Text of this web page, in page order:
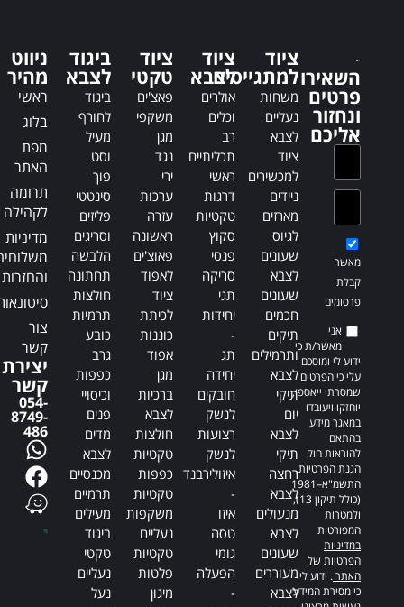
t
i
v
e
t
השאירו
פרטים
ונחזור
אליכם
מאשר
קבלת
פרסומים
אני
מאשר/ת כי
ידוע לי ומוסכם
עלי כי הפרטים
שמסרתי ייאספו,
יוחזקו ויעובדו
במאגר מידע
בהתאם
להוראות חוק
הגנת הפרטיות,
התשמ"א–1981
(כולל תיקון 13),
ולמטרות
המפורטות
במדיניות
הפרטיות של
האתר. ידוע לי
כי מסירת המידע
ציוד
למתגייסים
משחות
נעליים
לצבא
ציוד
למכשירים
ניידים
מארזים
לגיוס
שעונים
לצבא
שעונים
חכמים
תיקים
ותרמילים
לצבא
תיקי
יום
לצבא
תיקי
רחצה
לצבא
מנעולים
לצבא
שעונים
מעוררים
לצבא
ציוד
לצבא
אולרים
וכלים
רב
תכליתיים
ראשי
דרגות
טקטיות
סקוץ
פנסי
סריקה
תגי
יחידות
-
תג
יחידה
חובקים
לנשק
רצועות
לנשק
איזולירבנד
-
איזו
טסה
גומי
הפעלה
-
ציוד
טקטי
פאצ'ים
משקפי
מגן
נגד
ירי
ערכות
עזרה
ראשונה
פאוצ'ים
לאפוד
ציוד
לכיתת
כוננות
אפוד
מגן
ברכיות
לצבא
חולצות
טקטיות
כפפות
טקטיות
משקפות
נעליים
טקטיות
פלטות
מיגון
ביגוד
לצבא
ביגוד
לחורף
מעיל
וסט
פוך
סינטטי
פליזים
וסריגים
הלבשה
תחתונה
חולצות
תרמיות
כובע
גרב
כפפות
וכיסויי
פנים
מדים
לצבא
מכנסיים
תרמיים
מעילים
ביגוד
טקטי
נעליים
נעל
ניווט
מהיר
ראשי
בלוג
מפת
האתר
תרומה
לקהילה
מדיניות
והחזרות
צור
קשר
יצירת
קשר
054-
8749-
486